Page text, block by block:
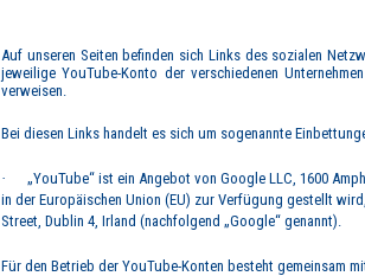
Auf unseren Seiten befinden sich Links des sozialen
jeweilige YouTube-Konto der verschiedenen
verweisen.
Bei diesen Links handelt es sich um sogenannte
·
„YouTube“ ist ein Angebot von Google LLC, 1600
in der Europäischen Union (EU) zur Verfügung gestellt
Street, Dublin 4, Irland (nachfolgend „Google“ genannt).
Für den Betrieb der YouTube-Konten besteht gemeinsam